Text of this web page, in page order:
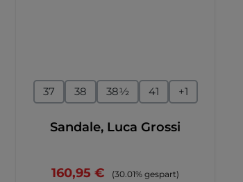
Größeauswählen
37 38 38½ 41 +1
Sandale, Luca Grossi
Verkaufspreis:
160,95 € Regulärer Preis:
(30.01% gespart)